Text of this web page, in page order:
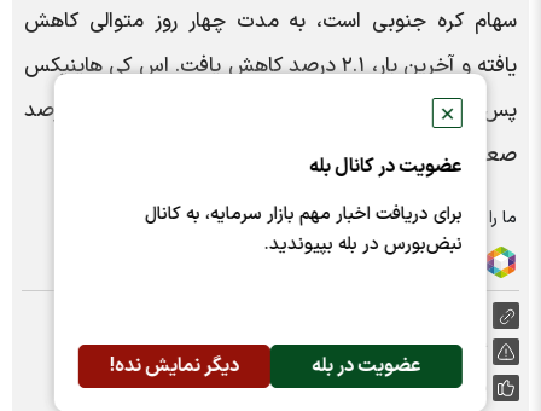
✕
عضویت در کانال بله
برای دریافت اخبار مهم بازار سرمایه، به کانال
نبض‌بورس در بله بپیوندید.
عضویت در بله دیگر نمایش نده!
سهام کره جنوبی است، به مدت چهار روز متوالی کاهش
یافته و آخرین بار، ۲.۱ درصد کاهش یافت. اس کی هاینیکس
پس از کاهش در دو روز معامله گذشته، حداکثر ۲ درصد
صعود کرد. | خبرگزاری ایسنا
ما را در شبکه های اجتماعی دنبال کنید :
گزارش خطا
پسندها:0